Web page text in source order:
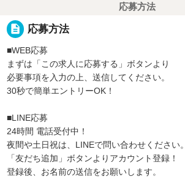
応募方法
description 応募方法
■WEB応募
まずは「この求人に応募する」ボタンより
必要事項を入力の上、送信してください。
30秒で簡単エントリーOK！
■LINE応募
24時間 電話受付中！
夜間や土日祝は、LINEで問い合わせください。
「友だち追加」ボタンよりアカウント登録！
登録後、お名前の送信をお願いします。